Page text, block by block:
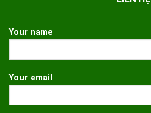
Your name
Your email